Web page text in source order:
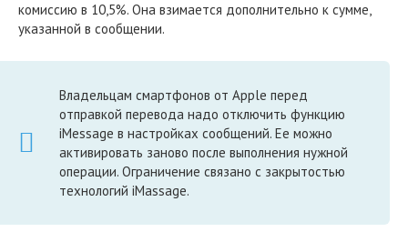
комиссию в 10,5%. Она взимается дополнительно к сумме,
указанной в сообщении.
Владельцам смартфонов от Apple перед
отправкой перевода надо отключить функцию
iMessage в настройках сообщений. Ее можно
активировать заново после выполнения нужной
операции. Ограничение связано с закрытостью
технологий iMassage.